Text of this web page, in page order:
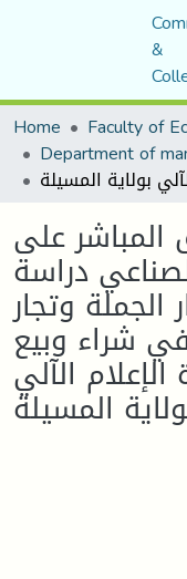
&
Home
المباشر على
دراسة
الجملة وتجار
شراء وبيع
الآلي